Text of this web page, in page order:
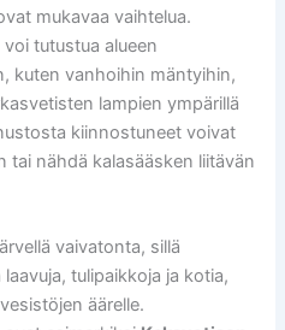
mukavaa vaihtelua.
voi tutustua alueen
kuten vanhoihin mäntyihin,
lampien ympärillä
kiinnostuneet voivat
tai nähdä kalasääsken liitävän
vaivatonta, sillä
tulipaikkoja ja kotia,
äärelle.